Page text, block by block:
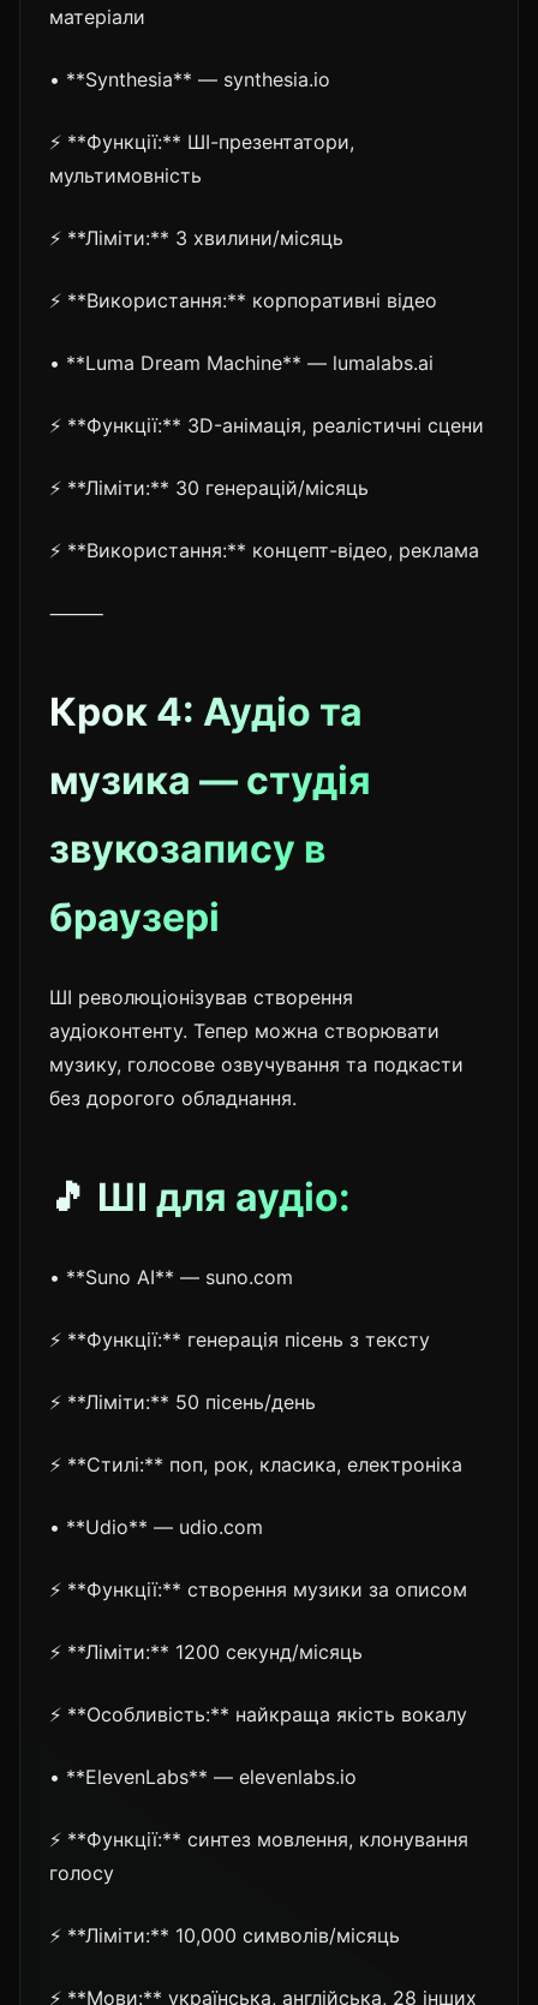
матеріали
• **Synthesia** — synthesia.io
⚡ **Функції:** ШІ-презентатори,
мультимовність
⚡ **Ліміти:** 3 хвилини/місяць
⚡ **Використання:** корпоративні відео
• **Luma Dream Machine** — lumalabs.ai
⚡ **Функції:** 3D-анімація, реалістичні сцени
⚡ **Ліміти:** 30 генерацій/місяць
⚡ **Використання:** концепт-відео, реклама
⸻
Крок 4: Аудіо та
музика — студія
звукозапису в
браузері
ШІ революціонізував створення
аудіоконтенту. Тепер можна створювати
музику, голосове озвучування та подкасти
без дорогого обладнання.
🎵 ШІ для аудіо:
• **Suno AI** — suno.com
⚡ **Функції:** генерація пісень з тексту
⚡ **Ліміти:** 50 пісень/день
⚡ **Стилі:** поп, рок, класика, електроніка
• **Udio** — udio.com
⚡ **Функції:** створення музики за описом
⚡ **Ліміти:** 1200 секунд/місяць
⚡ **Особливість:** найкраща якість вокалу
• **ElevenLabs** — elevenlabs.io
⚡ **Функції:** синтез мовлення, клонування
голосу
⚡ **Ліміти:** 10,000 символів/місяць
⚡ **Мови:** українська, англійська, 28 інших